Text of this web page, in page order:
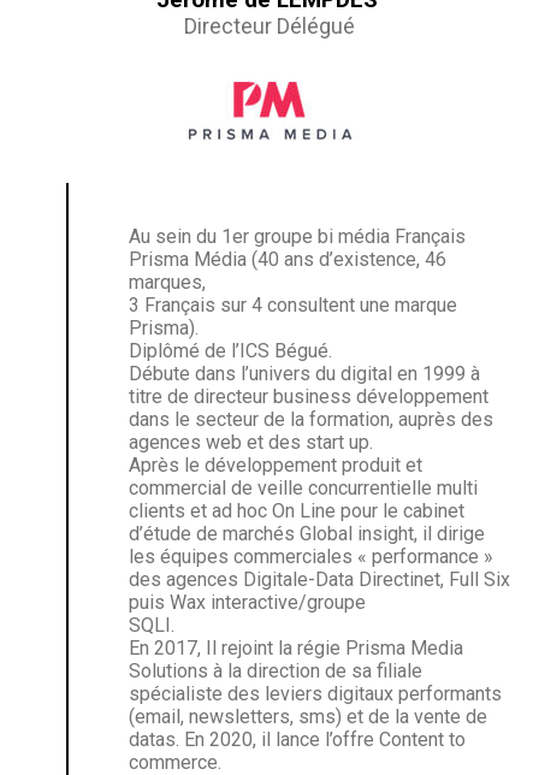
Directeur Délégué
Au sein du 1er groupe bi média Français
Prisma Média (40 ans d’existence, 46
marques,
3 Français sur 4 consultent une marque
Prisma).
Diplômé de l’ICS Bégué.
Débute dans l’univers du digital en 1999 à
titre de directeur business développement
dans le secteur de la formation, auprès des
agences web et des start up.
Après le développement produit et
commercial de veille concurrentielle multi
clients et ad hoc On Line pour le cabinet
d’étude de marchés Global insight, il dirige
les équipes commerciales « performance »
des agences Digitale-Data Directinet, Full Six
puis Wax interactive/groupe
SQLI.
En 2017, Il rejoint la régie Prisma Media
Solutions à la direction de sa filiale
spécialiste des leviers digitaux performants
(email, newsletters, sms) et de la vente de
datas. En 2020, il lance l’offre Content to
commerce.